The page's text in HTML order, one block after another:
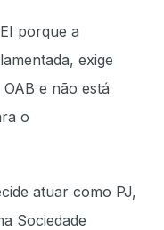
porque a
exige
e não está
o
atuar como PJ,
Sociedade